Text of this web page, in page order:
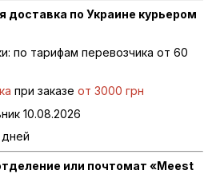
доставка по Украине курьером
по тарифам перевозчика от 60
при заказе от 3000 грн
10.08.2026
или почтомат «Meest